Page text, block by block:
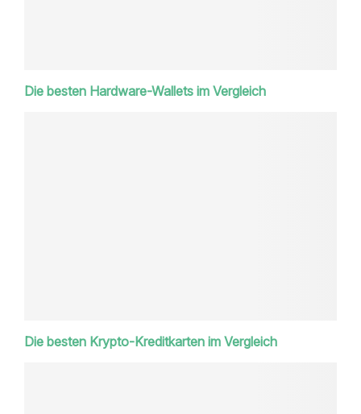
Die besten Hardware-Wallets im Vergleich
Die besten Krypto-Kreditkarten im Vergleich